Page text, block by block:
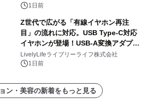
1日前
Z世代で広がる「有線イヤホン再注
目」の流れに対応。USB Type-C対応
イヤホンが登場！USB-A変換アダプタ
ー付きでスマホからパソコンまで幅広
く活用可能
LivelyLifeライブリーライフ株式会社
1日前
ン・美容の新着をもっと見る